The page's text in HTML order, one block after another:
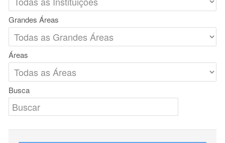
Grandes Áreas
Áreas
Busca